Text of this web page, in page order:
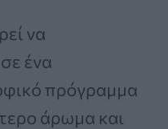
να
ένα
πρόγραμμα
άρωμα και